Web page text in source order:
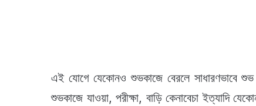
এই যোগে যেকোনও শুভকাজে বেরলে সাধারণভাবে
শুভকাজে যাওয়া, পরীক্ষা, বাড়ি কেনাবেচা ইত্যাদি